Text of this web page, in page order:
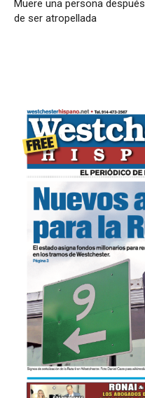
Muere una persona después
de ser atropellada